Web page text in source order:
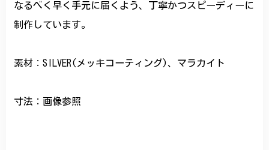
なるべく早く手元に届くよう、丁寧かつスピーディーに
制作しています。
素材：SILVER(メッキコーティング)、マラカイト
寸法：画像参照